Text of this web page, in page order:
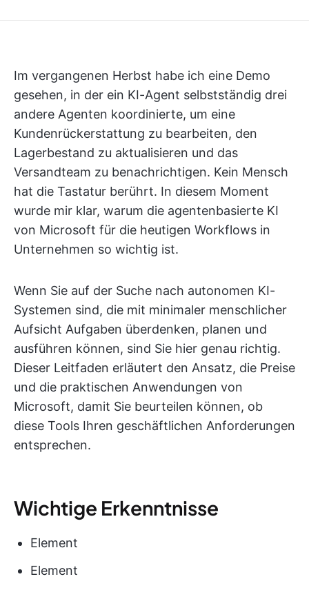
Im vergangenen Herbst habe ich eine Demo
gesehen, in der ein KI-Agent selbstständig drei
andere Agenten koordinierte, um eine
Kundenrückerstattung zu bearbeiten, den
Lagerbestand zu aktualisieren und das
Versandteam zu benachrichtigen. Kein Mensch
hat die Tastatur berührt. In diesem Moment
wurde mir klar, warum die agentenbasierte KI
von Microsoft für die heutigen Workflows in
Unternehmen so wichtig ist.
Wenn Sie auf der Suche nach autonomen KI-
Systemen sind, die mit minimaler menschlicher
Aufsicht Aufgaben überdenken, planen und
ausführen können, sind Sie hier genau richtig.
Dieser Leitfaden erläutert den Ansatz, die Preise
und die praktischen Anwendungen von
Microsoft, damit Sie beurteilen können, ob
diese Tools Ihren geschäftlichen Anforderungen
entsprechen.
Wichtige Erkenntnisse
Element
Element